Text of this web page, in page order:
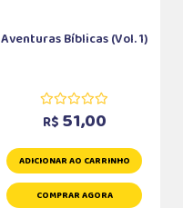
Aventuras Bíblicas (Vol. 1)
R$ 51,00
ADICIONAR AO CARRINHO
COMPRAR AGORA